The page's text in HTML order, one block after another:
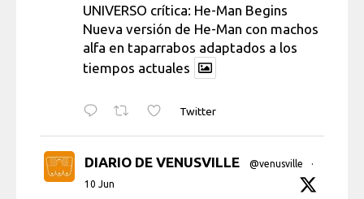
UNIVERSO crítica: He-Man Begins
Nueva versión de He-Man con machos
alfa en taparrabos adaptados a los
tiempos actuales
Twitter
DIARIO DE VENUSVILLE @venusville
·
10 Jun